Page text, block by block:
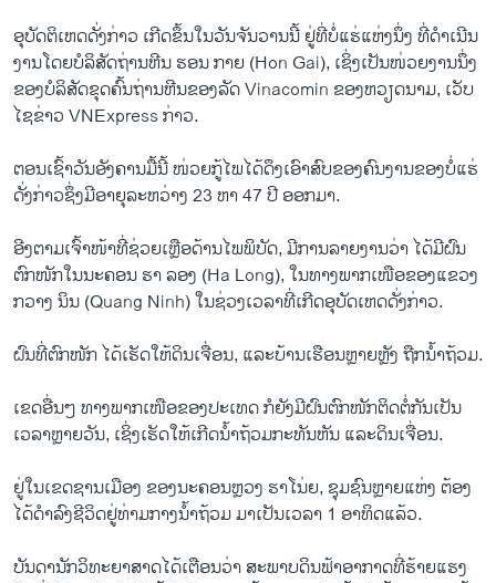
ພາສາຕ່າງໆ
ອຸບັດຕິເຫດດັ່ງກ່າວ ເກີດຂຶ້ນໃນວັນຈັນວານນີ້ ຢູ່ທີ່ບໍ່ແຮ່ແຫ່ງນຶ່ງ ທີ່ດຳເນີນ
ງານໂດຍບໍລິສັດຖ່ານຫີນ ຮອນ ກາຍ (Hon Gai), ເຊິ່ງເປັນໜ່ວຍງານນຶ່ງ
ຂອງບໍລິສັດຂຸດຄົ້ນຖ່ານຫີນຂອງລັດ Vinacomin ຂອງຫວຽດນາມ, ເວັບ
ໄຊຂ່າວ VNExpress ກ່າວ.
ຕອນ​ເຊົ້າ​ວັນ​ອັງຄານ​ມື້​ນີ້ ໜ່ວຍ​ກູ້​ໄພ​ໄດ້​ດຶງເອົາ​ສົບ​ຂອງຄົນ​ງານຂອງ​ບໍ່​ແຮ່​
ດັ່ງກ່າວຊຶ່ງ​ມີ​ອາຍຸ​ລະຫວ່າງ 23 ຫາ 47 ປີ ອອກ​ມາ.
ອີງຕາມ​ເຈົ້າ​ໜ້າ​ທີ່ຊ່ວຍເຫຼືອ​ດ້ານໄພພິບັດ, ມີ​ການ​ລາຍ​ງານ​ວ່າ ໄດ້ມີ​ຝົນ
ຕົກ​ໜັກ​ໃນນະຄອນ ຮາ ລອງ (Ha Long), ​ໃນທາງພາກເໜືອຂອງແຂວງ
ກວາງ ນິນ (Quang Ninh) ​ໃນຊ່ວງ​ເວລາທີ່​ເກີດ​ອຸບັດ​ເຫດດັ່ງກ່າວ.
ຝົນ​ທີ່​ຕົກ​ໜັກ ໄດ້​ເຮັດ​ໃຫ້​ດິນ​ເຈື່ອນ, ​ແລະ​ບ້ານເຮືອນ​ຫຼາຍ​ຫຼັງ ​ຖືກ​ນ້ຳ​ຖ້ວມ.
ເຂດອື່ນໆ ທາງ​ພາກ​ເໜືອ​ຂອງ​ປະ​ເທດ​ ກໍຍັງ​ມີ​ຝົນຕົກ​ໜັກ​ຕິດຕໍ່ກັນເປັນ​
ເວລາ​ຫຼາຍ​ວັນ, ເຊິ່ງ​ເຮັດ​ໃຫ້​ເກີດ​ນ້ຳ​ຖ້ວມ​ກະທັນຫັນ ​ແລະ​ດິນ​ເຈື່ອນ.
ຢູ່ໃນ​ເຂດ​ຊານ​ເມືອງ ຂອງນະຄອນຫຼວງ ​ຮາ​ໂນ່ຍ, ຊຸມ​ຊົນ​ຫຼາຍ​ແຫ່ງ ຕ້ອງ​
ໄດ້​ດຳລົງ​ຊີວິດ​ຢູ່ທ່າມກາງ​ນ້ຳ​ຖ້ວມ ມາ​ເປັນ​ເວລາ 1 ອາທິດແລ້ວ.
ບັນດາ​ນັກວິທະຍາສາດ​ໄດ້​ເຕືອນ​ວ່າ ​ສະພາບ​ດິນ​ຟ້າ​ອາກາດ​ທີ່​ຮ້າຍ​ແຮງ​